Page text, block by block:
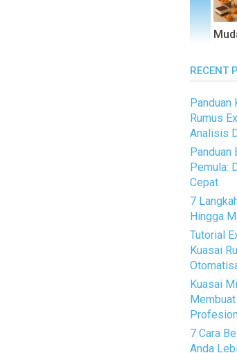
RECENT
Panduan
Rumus
Analisis
Panduan
Pemula:
Cepat
7
Hingga
Tutorial
Kuasai
Kuasai
7 Cara
Anda